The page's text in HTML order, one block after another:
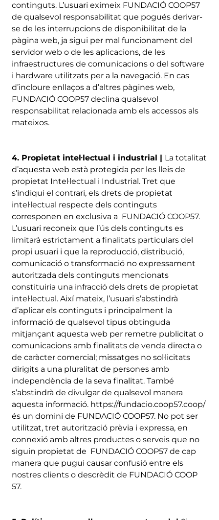
continguts. L’usuari eximeix FUNDACIÓ COOP57
de qualsevol responsabilitat que pogués derivar-
se de les interrupcions de disponibilitat de la
pàgina web, ja sigui per mal funcionament del
servidor web o de les aplicacions, de les
infraestructures de comunicacions o del software
i hardware utilitzats per a la navegació. En cas
d’incloure enllaços a d’altres pàgines web,
FUNDACIÓ COOP57 declina qualsevol
responsabilitat relacionada amb els accessos als
mateixos.
4. Propietat intel·lectual i industrial | La totalitat
d’aquesta web està protegida per les lleis de
propietat Intel·lectual i Industrial. Tret que
s’indiqui el contrari, els drets de propietat
intel·lectual respecte dels continguts
corresponen en exclusiva a FUNDACIÓ COOP57.
L’usuari reconeix que l’ús dels continguts es
limitarà estrictament a finalitats particulars del
propi usuari i que la reproducció, distribució,
comunicació o transformació no expressament
autoritzada dels continguts mencionats
constituiria una infracció dels drets de propietat
intel·lectual. Així mateix, l’usuari s’abstindrà
d’aplicar els continguts i principalment la
informació de qualsevol tipus obtinguda
mitjançant aquesta web per remetre publicitat o
comunicacions amb finalitats de venda directa o
de caràcter comercial; missatges no sol·licitats
dirigits a una pluralitat de persones amb
independència de la seva finalitat. També
s’abstindrà de divulgar de qualsevol manera
aquesta informació. https://fundacio.coop57.coop/
és un domini de FUNDACIÓ COOP57. No pot ser
utilitzat, tret autorització prèvia i expressa, en
connexió amb altres productes o serveis que no
siguin propietat de FUNDACIÓ COOP57 de cap
manera que pugui causar confusió entre els
nostres clients o descrèdit de FUNDACIÓ COOP
57.